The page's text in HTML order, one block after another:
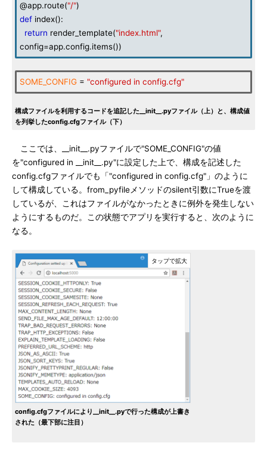
@app.route("/")
def index():
return render_template("index.html",
config=app.config.items())
SOME_CONFIG = "configured in config.cfg"
構成ファイルを利用するコードを追記した__init__.pyファイル（上）と、構成値
を列挙したconfig.cfgファイル（下）
ここでは、__init__.pyファイルで"SOME_CONFIG"の値
を"configured in __init__.py"に設定した上で、構成を記述した
config.cfgファイルでも「"configured in config.cfg"」のように
して構成している。from_pyfileメソッドのsilent引数にTrueを渡
しているが、これはファイルがなかったときに例外を発生しない
ようにするものだ。この状態でアプリを実行すると、次のように
なる。
config.cfgファイルにより__init__.pyで行った構成が上書き
された（最下部に注目）